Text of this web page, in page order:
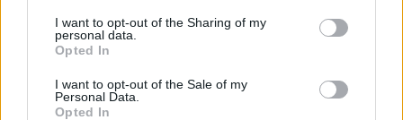
I want to opt-out of the Sharing of my
personal data.
Opted In
I want to opt-out of the Sale of my
Personal Data.
Opted In
Λακωνία: Φορτηγό πέφτει στον γκρεμό -
Νεκρός ο οδηγός, τραυματίας ο συνοδηγός
07/08/2026 08:05